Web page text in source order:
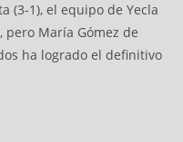
(3-1), el equipo de Yecla
María Gómez de
ha logrado el definitivo